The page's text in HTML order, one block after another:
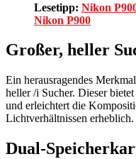
Lesetipp: Nikon
Nikon P900
Großer, heller
Ein herausragendes
heller /i Sucher. Dieser
und erleichtert die
Lichtverhältnissen erheblich.
Dual-